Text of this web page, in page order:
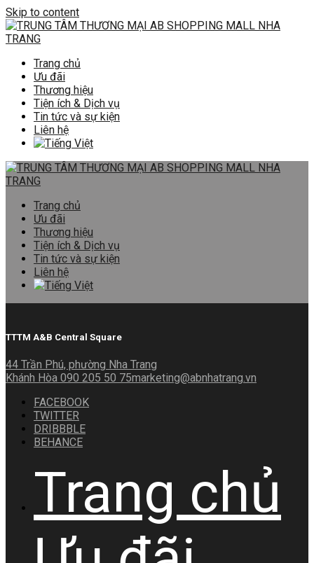
Skip to content
Trang chủ
Ưu đãi
Thương hiệu
Tiện ích & Dịch vụ
Tin tức và sự kiện
Liên hệ
Trang chủ
Ưu đãi
Thương hiệu
Tiện ích & Dịch vụ
Tin tức và sự kiện
Liên hệ
TTTM A&B Central Square
44 Trần Phú, phường Nha Trang
Khánh Hòa 090 205 50 75marketing@abnhatrang.vn
FACEBOOK
TWITTER
DRIBBBLE
BEHANCE
Trang chủ